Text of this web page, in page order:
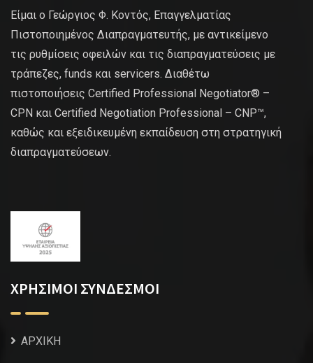
Είμαι ο Γεώργιος Φ. Κοντός, Επαγγελματίας
Πιστοποιημένος Διαπραγματευτής, με αντικείμενο
τις ρυθμίσεις οφειλών και τις διαπραγματεύσεις με
τράπεζες, funds και servicers. Διαθέτω
πιστοποιήσεις Certified Professional Negotiator® –
CPN και Certified Negotiation Professional – CNP™,
καθώς και εξειδικευμένη εκπαίδευση στη στρατηγική
διαπραγματεύσεων.
ΧΡΗΣΙΜΟΙ ΣΥΝΔΕΣΜΟΙ
ΑΡΧΙΚΗ